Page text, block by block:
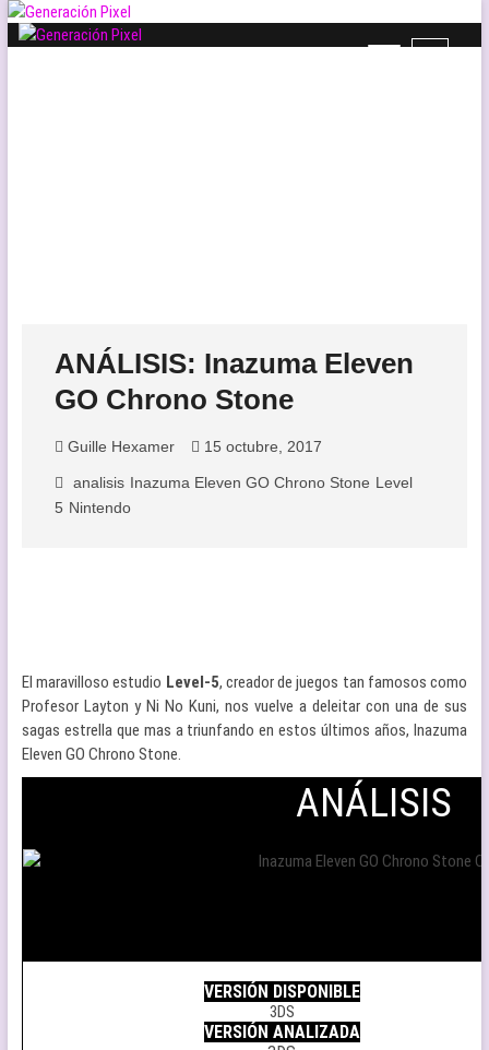
Saltar
B
ANÁLISIS: Inazuma Eleven
GO Chrono Stone
Guille Hexamer 15 octubre, 2017
analisis Inazuma Eleven GO Chrono Stone Level
5 Nintendo
El maravilloso estudio Level-5, creador de juegos tan famosos como
Profesor Layton y Ni No Kuni, nos vuelve a deleitar con una de sus
sagas estrella que mas a triunfando en estos últimos años, Inazuma
Eleven GO Chrono Stone.
ANÁLISIS
VERSIÓN DISPONIBLE
3DS
VERSIÓN ANALIZADA